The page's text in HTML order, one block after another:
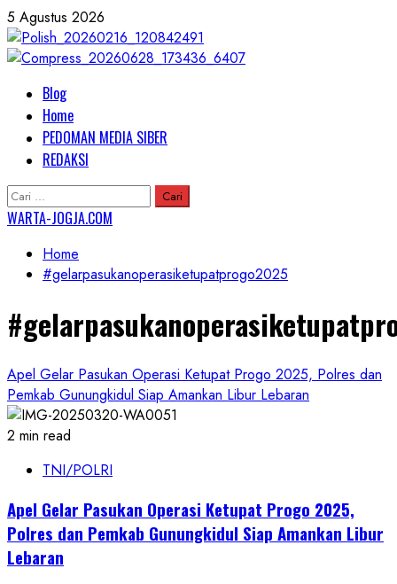
Skip
to
content
5 Agustus 2026
Primary
Menu
Blog
Home
PEDOMAN MEDIA SIBER
REDAKSI
Cari
untuk:
WARTA-JOGJA.COM
Home
#gelarpasukanoperasiketupatprogo2025
Apel Gelar Pasukan Operasi Ketupat Progo 2025, Polres dan
Pemkab Gunungkidul Siap Amankan Libur Lebaran
2 min read
TNI/POLRI
Apel Gelar Pasukan Operasi Ketupat Progo 2025,
Polres dan Pemkab Gunungkidul Siap Amankan Libur
Lebaran